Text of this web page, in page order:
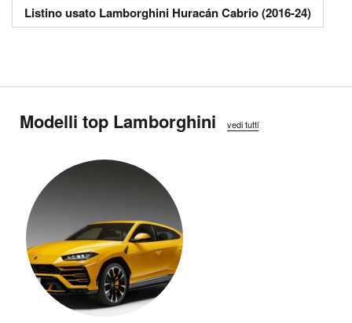
Listino usato Lamborghini Huracán Cabrio (2016-24)
Modelli top Lamborghini vedi tutti